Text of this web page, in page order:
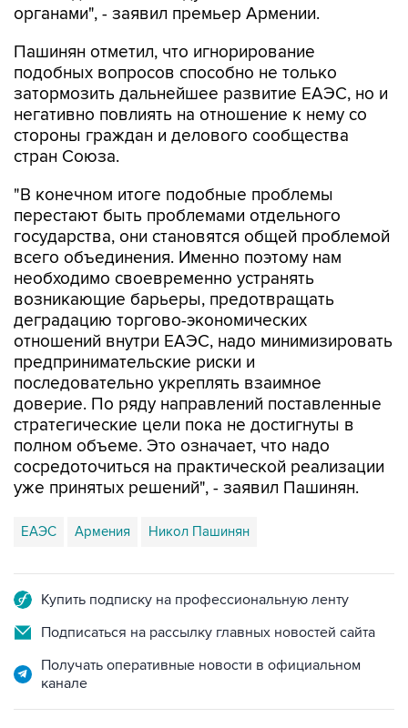
Пашинян отметил, что игнорирование
затормозить дальнейшее развитие ЕАЭС, но и
негативно повлиять на отношение к нему со
стороны граждан и делового сообщества
стран Союза.
"В конечном итоге подобные проблемы
государства, они становятся общей проблемой
всего объединения. Именно поэтому нам
необходимо своевременно устранять
возникающие барьеры, предотвращать
деградацию торгово-экономических
отношений внутри ЕАЭС, надо минимизировать
предпринимательские риски и
последовательно укреплять взаимное
доверие. По ряду направлений поставленные
стратегические цели пока не достигнуты в
полном объеме. Это означает, что надо
сосредоточиться на практической реализации
уже принятых решений", - заявил Пашинян.
ЕАЭС Армения Никол Пашинян
Подписаться на рассылку главных новостей сайта
Получать оперативные новости в официальном
НОВОСТИ ПО ТЕМЕ